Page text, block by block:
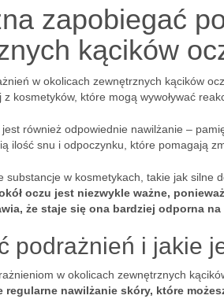
zapobiegać
kącików
w okolicach zewnętrznych kącików
kosmetyków, które mogą wywoływać
również odpowiednie nawilżanie –
ilość snu i odpoczynku, które pomagają
substancje w kosmetykach, takie jak silne
oczu jest niezwykle ważne,
że staje się ona bardziej odporna na
podrażnień i jakie
w okolicach zewnętrznych
regularne nawilżanie skóry, które